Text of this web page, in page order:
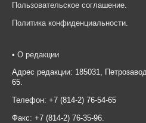
Пользовательское соглашение.
Политика конфиденциальности
• О редакции
Адрес редакции: 185031,
65.
Телефон: +7 (814-2) 76-54-65
Факс: +7 (814-2) 76-35-96.